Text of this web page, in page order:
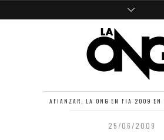
AFIANZAR, LA ONG EN FIA 2009 EN
25/06/2009